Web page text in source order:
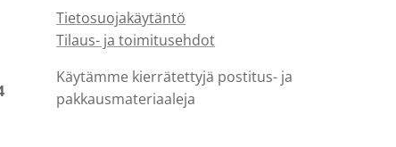
Tietosuojakäytäntö
Tilaus- ja toimitusehdot
Käytämme kierrätettyjä postitus- ja
pakkausmateriaaleja